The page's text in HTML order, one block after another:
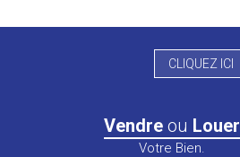
CLIQUEZ ICI
Vendre ou Louer
Votre Bien.